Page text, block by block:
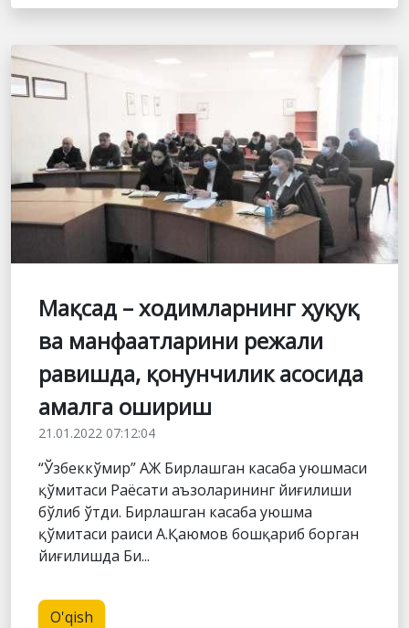
Мақсад – ходимларнинг ҳуқуқ
ва манфаатларини режали
равишда, қонунчилик асосида
амалга ошириш
21.01.2022 07:12:04
“Ўзбеккўмир” АЖ Бирлашган касаба уюшмаси
қўмитаси Раёсати аъзоларининг йиғилиши
бўлиб ўтди. Бирлашган касаба уюшма
қўмитаси раиси А.Қаюмов бошқариб борган
йиғилишда Би...
O'qish